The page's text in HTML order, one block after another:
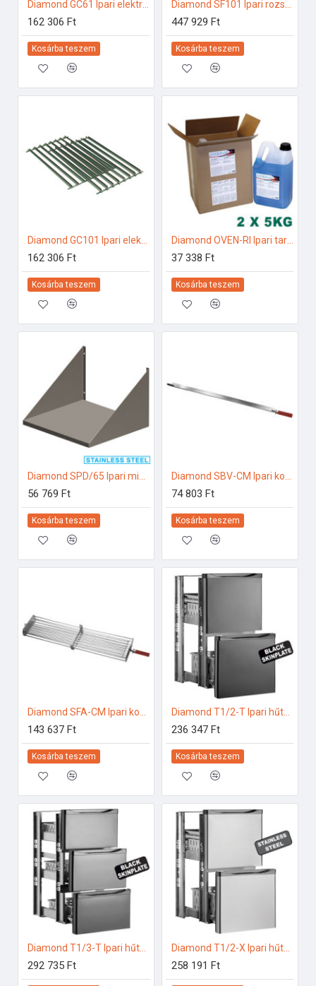
162 306 Ft
Kosárba teszem
447 929 Ft
Kosárba teszem
162 306 Ft
Kosárba teszem
Diamond OVEN-RI Ipari tartozékok
37 338 Ft
Kosárba teszem
56 769 Ft
Kosárba teszem
74 803 Ft
Kosárba teszem
143 637 Ft
Kosárba teszem
Diamond T1/2-T Ipari hűtő kiegészítők
236 347 Ft
Kosárba teszem
292 735 Ft
Diamond T1/2-X Ipari hűtő kiegészítők
258 191 Ft